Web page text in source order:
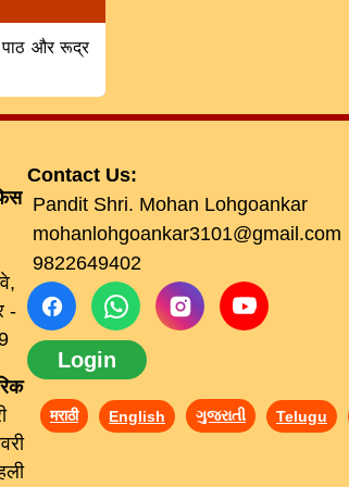
पाठ और रूद्र
-
Contact Us:
Pandit Shri. Mohan Lohgoankar
mohanlohgoankar3101@gmail.com
9822649402
Login
मराठी English ગુજરાતી Telugu